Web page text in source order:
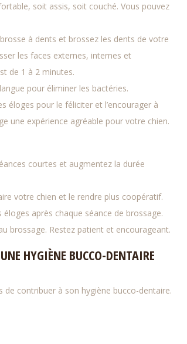
soit assis, soit couché. Vous pouvez
à dents et brossez les dents de votre
les faces externes, internes et
de 1 à 2 minutes.
pour éliminer les bactéries.
éloges pour le féliciter et l’encourager à
une expérience agréable pour votre chien.
courtes et augmentez la durée
votre chien et le rendre plus coopératif.
après chaque séance de brossage.
brossage. Restez patient et encourageant.
HYGIÈNE BUCCO-DENTAIRE
de contribuer à son hygiène bucco-dentaire.